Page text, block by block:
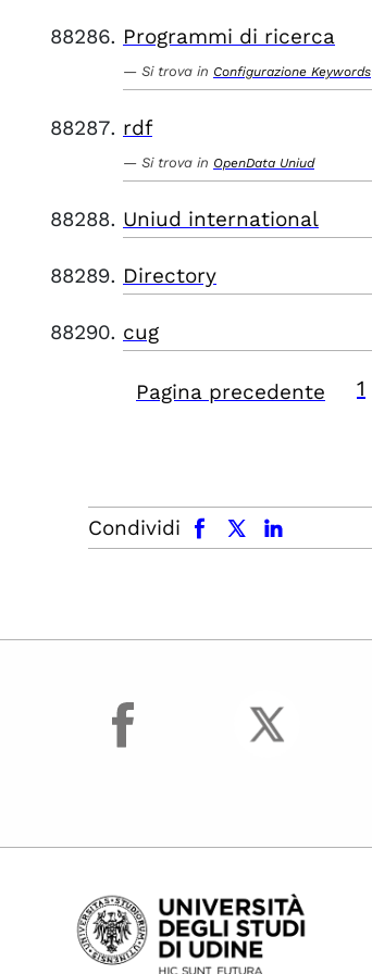
Programmi di ricerca
Si trova in Configurazione Keywords
rdf
Si trova in OpenData Uniud
Uniud international
Directory
cug
Pagina precedente 1
Condividi
facebook x.com linkedin
facebook